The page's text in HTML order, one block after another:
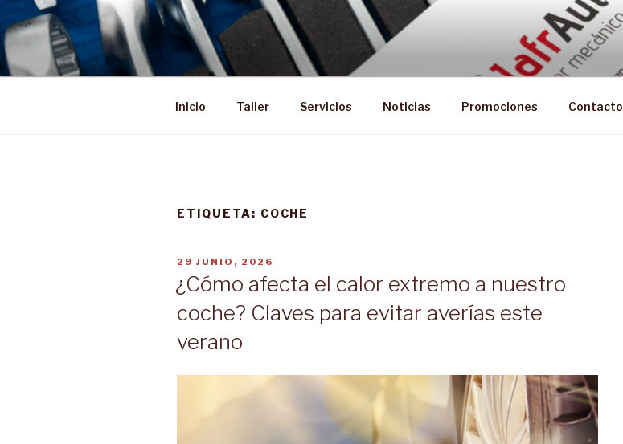
Saltar
al
contenido
Inicio Taller Servicios Noticias Promociones Contacto
ETIQUETA: COCHE
PUBLICADO
29 JUNIO, 2026
¿Cómo afecta el calor extremo a nuestro
coche? Claves para evitar averías este
verano